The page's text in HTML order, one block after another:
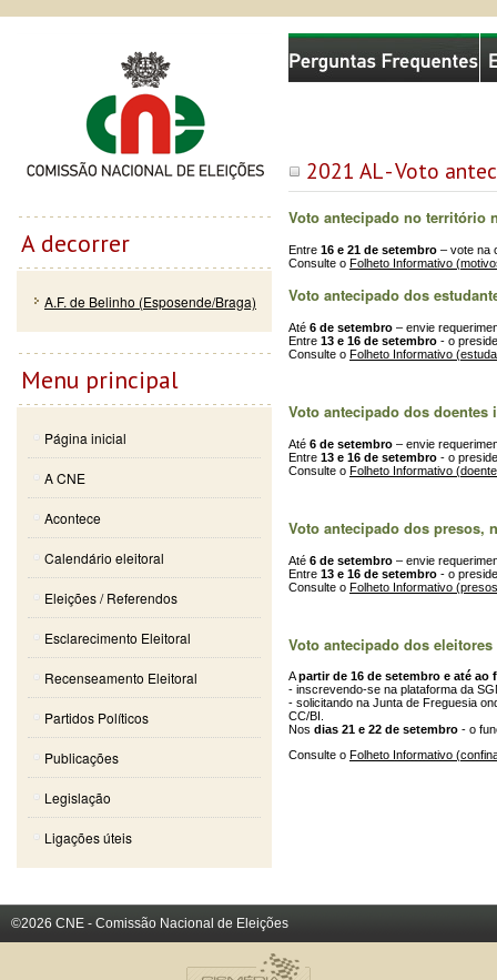
2021 AL - Voto
Voto antecipado no território
Entre 16 e 21 de setembro – vote na
Consulte o Folheto Informativo
Voto antecipado dos
Até 6 de setembro – envie
Entre 13 e 16 de setembro - o
Consulte o Folheto Informativo
Voto antecipado dos doentes
Até 6 de setembro – envie
Entre 13 e 16 de setembro - o
Consulte o Folheto Informativo
Voto antecipado dos presos,
Até 6 de setembro – envie
Entre 13 e 16 de setembro - o
Consulte o Folheto Informativo
Voto antecipado dos
Apartir de 16 de setembro e até ao
- inscrevendo-se na plataforma da
- solicitando na Junta de Freguesia
CC/BI.
Nos dias 21 e 22 de setembro - o
Consulte o Folheto Informativo
Comissão Nacional de Eleições
A decorrer
A.F. de Belinho (Esposende/Braga)
Menu principal
Página inicial
A CNE
Acontece
Calendário eleitoral
Eleições / Referendos
Esclarecimento Eleitoral
Recenseamento Eleitoral
Partidos Políticos
Publicações
Legislação
Ligações úteis
©2026 CNE - Comissão Nacional de Eleições